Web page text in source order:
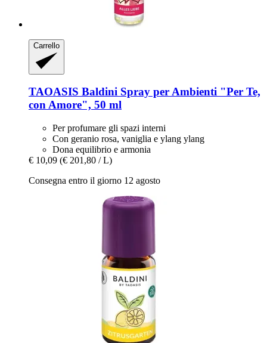
Carrello
TAOASIS Baldini Spray per Ambienti "Per Te,
con Amore", 50 ml
Per profumare gli spazi interni
Con geranio rosa, vaniglia e ylang ylang
Dona equilibrio e armonia
€ 10,09 (€ 201,80 / L)
Consegna entro il giorno 12 agosto